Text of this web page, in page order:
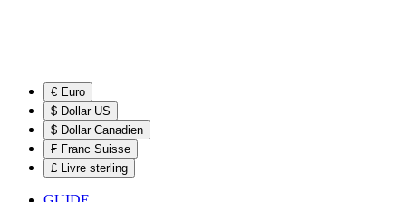
€ Euro
$ Dollar US
$ Dollar Canadien
₣ Franc Suisse
£ Livre sterling